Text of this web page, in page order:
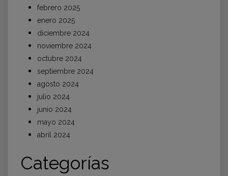
febrero 2025
enero 2025
diciembre 2024
noviembre 2024
octubre 2024
septiembre 2024
agosto 2024
julio 2024
junio 2024
mayo 2024
abril 2024
Categorías